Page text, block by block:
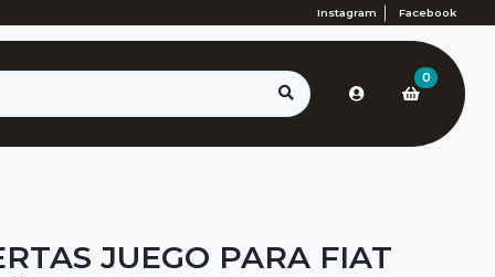
Instagram Facebook
0
JUEGO PARA FIAT